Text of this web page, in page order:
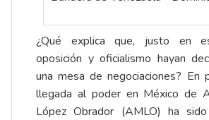
¿Qué explica que, justo en
oposición y oficialismo hayan
una mesa de negociaciones? En
llegada al poder en México de
López Obrador (AMLO) ha